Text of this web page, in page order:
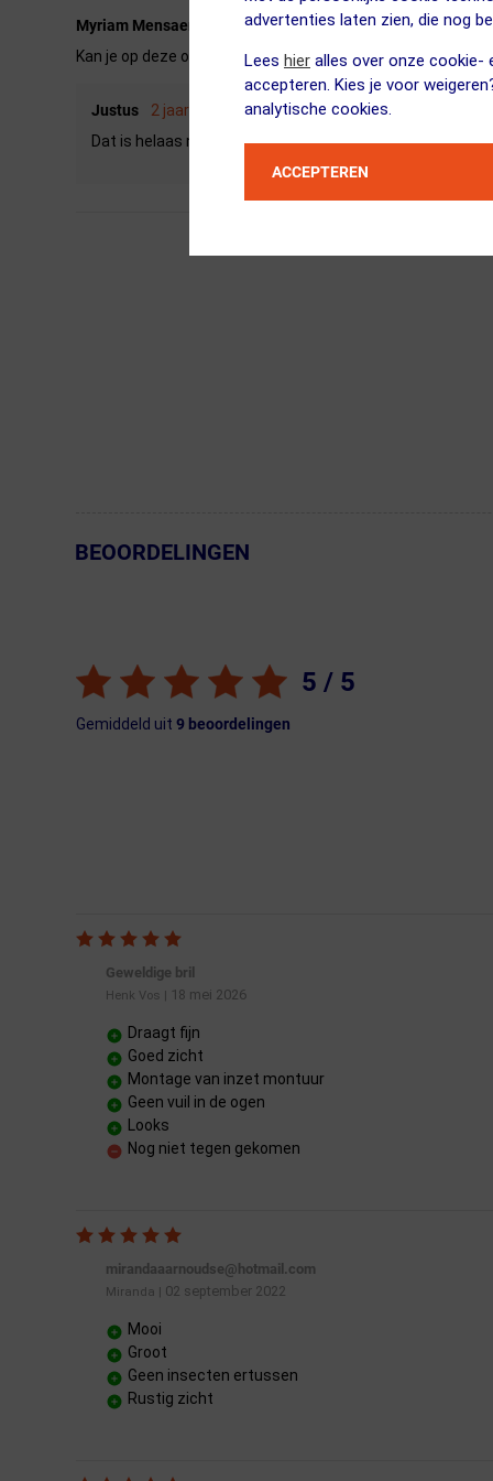
advertenties laten zien, die nog
Lees hier alles over onze cookie-
accepteren. Kies je voor
analytische cookies.
ACCEPTEREN
Myriam Mensaert
2 jaar geleden
Kan je op deze ook een clear lens plaatsen?
Justus
2 jaar geleden
Dat is helaas niet mogelijk.
← Terug naar productnavigatie
BEOORDELINGEN
5 / 5
Gemiddeld uit 9 beoordelingen
Geweldige bril
Henk Vos | 18 mei 2026
Draagt fijn
Goed zicht
Montage van inzet montuur
Geen vuil in de ogen
Looks
Nog niet tegen gekomen
mirandaaarnoudse@hotmail.com
Miranda | 02 september 2022
Mooi
Groot
Geen insecten ertussen
Rustig zicht